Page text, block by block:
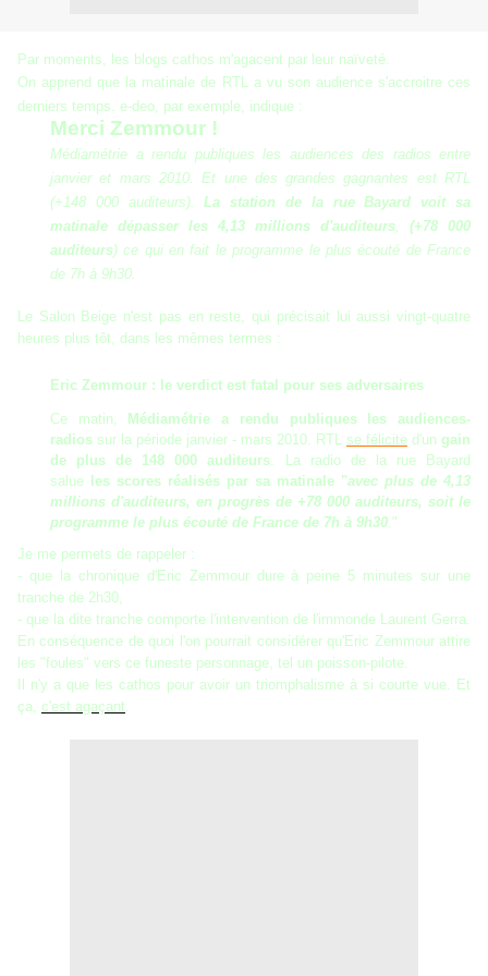
Par moments, les blogs cathos m'agacent par leur naïveté.
On apprend que la matinale de RTL a vu son audience s'accroitre ces
derniers temps. e-deo, par exemple, indique :
Merci Zemmour !
Médiamétrie a rendu publiques les audiences des radios entre
janvier et mars 2010. Et une des grandes gagnantes est RTL
(+148 000 auditeurs).La station de la rue Bayard voit sa
matinale dépasser les 4,13 millions d'auditeurs, (+78 000
auditeurs) ce qui en fait le programme le plus écouté de France
de 7h à 9h30.
Le Salon Beige n'est pas en reste, qui précisait lui aussi vingt-quatre
heures plus tôt, dans les mêmes termes :
Eric Zemmour : le verdict est fatal pour ses adversaires
Ce matin,
Médiamétrie a rendu publiques les audiences-
radios sur la période janvier - mars 2010. RTL se félicite d'un gain
de plus de 148 000 auditeurs. La radio de la rue Bayard
salue
les scores réalisés par sa matinale "avec plus de 4,13
millions d'auditeurs, en progrès de +78 000 auditeurs, soit le
programme le plus écouté de France de 7h à 9h30."
Je me permets de rappeler :
- que la chronique d'Eric Zemmour dure à peine 5 minutes sur une
tranche de 2h30,
- que la dite tranche comporte l'intervention de l'immonde Laurent Gerra.
En conséquence de quoi l'on pourrait considérer qu'Eric Zemmour attire
les "foules" vers ce funeste personnage, tel un poisson-pilote.
Il n'y a que les cathos pour avoir un triomphalisme à si courte vue. Et
ça, c'est agaçant.